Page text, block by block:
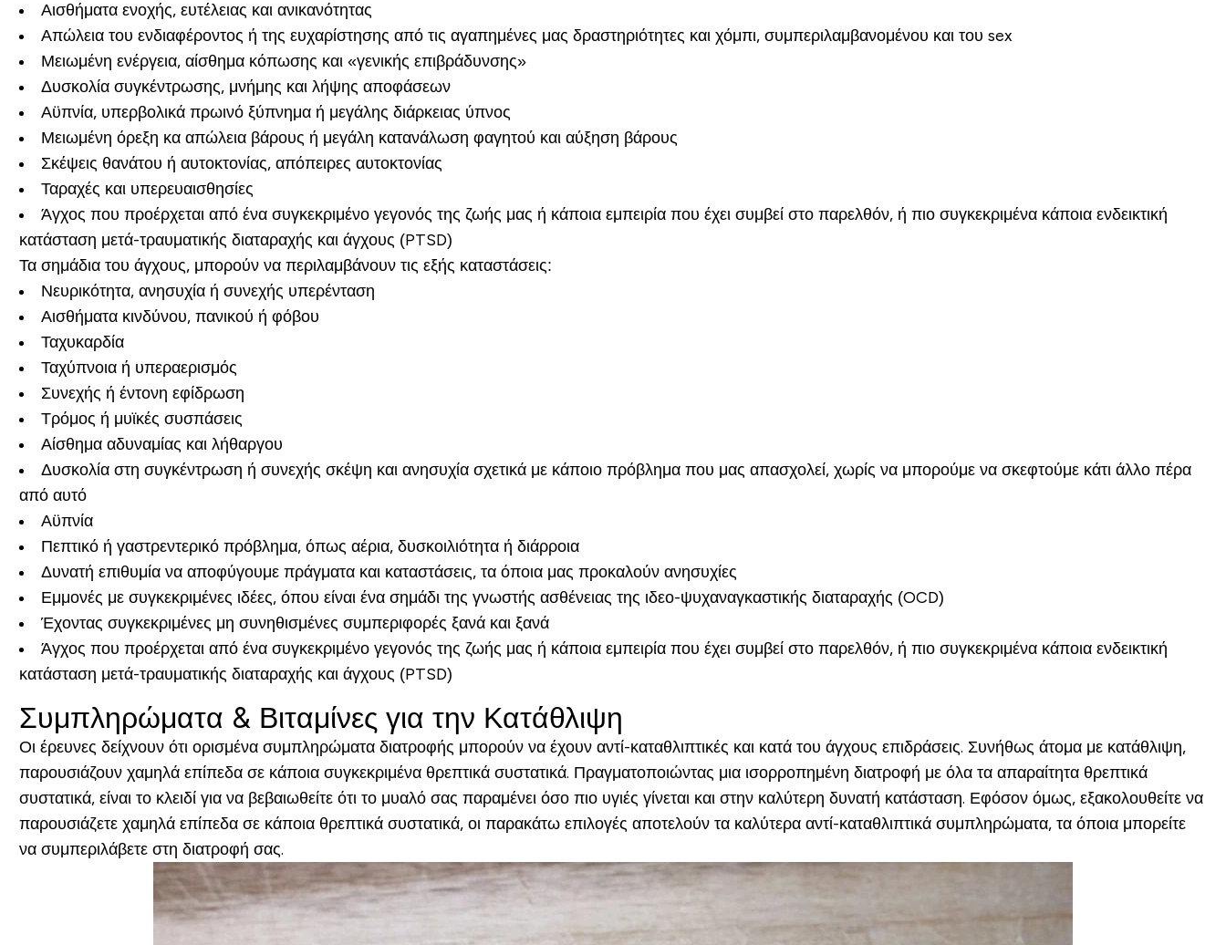
Αισθήματα ενοχής, ευτέλειας και ανικανότητας
Απώλεια του ενδιαφέροντος ή της ευχαρίστησης από τις αγαπημένες μας δραστηριότητες και χόμπι, συμπεριλαμβανομένου και του sex
Μειωμένη ενέργεια, αίσθημα κόπωσης και «γενικής επιβράδυνσης»
Δυσκολία συγκέντρωσης, μνήμης και λήψης αποφάσεων
Αϋπνία, υπερβολικά πρωινό ξύπνημα ή μεγάλης διάρκειας ύπνος
Μειωμένη όρεξη κα απώλεια βάρους ή μεγάλη κατανάλωση φαγητού και αύξηση βάρους
Σκέψεις θανάτου ή αυτοκτονίας, απόπειρες αυτοκτονίας
Ταραχές και υπερευαισθησίες
Άγχος που προέρχεται από ένα συγκεκριμένο γεγονός της ζωής μας ή κάποια εμπειρία που έχει συμβεί στο παρελθόν, ή πιο συγκεκριμένα κάποια ενδεικτική
κατάσταση μετά-τραυματικής διαταραχής και άγχους (PTSD)
Τα σημάδια του άγχους, μπορούν να περιλαμβάνουν τις εξής καταστάσεις:
Νευρικότητα, ανησυχία ή συνεχής υπερένταση
Αισθήματα κινδύνου, πανικού ή φόβου
Ταχυκαρδία
Ταχύπνοια ή υπεραερισμός
Συνεχής ή έντονη εφίδρωση
Τρόμος ή μυϊκές συσπάσεις
Αίσθημα αδυναμίας και λήθαργου
Δυσκολία στη συγκέντρωση ή συνεχής σκέψη και ανησυχία σχετικά με κάποιο πρόβλημα που μας απασχολεί, χωρίς να μπορούμε να σκεφτούμε κάτι άλλο πέρα
από αυτό
Αϋπνία
Πεπτικό ή γαστρεντερικό πρόβλημα, όπως αέρια, δυσκοιλιότητα ή διάρροια
Δυνατή επιθυμία να αποφύγουμε πράγματα και καταστάσεις, τα όποια μας προκαλούν ανησυχίες
Εμμονές με συγκεκριμένες ιδέες, όπου είναι ένα σημάδι της γνωστής ασθένειας της ιδεο-ψυχαναγκαστικής διαταραχής (OCD)
Έχοντας συγκεκριμένες μη συνηθισμένες συμπεριφορές ξανά και ξανά
Άγχος που προέρχεται από ένα συγκεκριμένο γεγονός της ζωής μας ή κάποια εμπειρία που έχει συμβεί στο παρελθόν, ή πιο συγκεκριμένα κάποια ενδεικτική
κατάσταση μετά-τραυματικής διαταραχής και άγχους (PTSD)
Συμπληρώματα & Βιταμίνες για την Κατάθλιψη
Οι έρευνες δείχνουν ότι ορισμένα συμπληρώματα διατροφής μπορούν να έχουν αντί-καταθλιπτικές και κατά του άγχους επιδράσεις. Συνήθως άτομα με κατάθλιψη,
παρουσιάζουν χαμηλά επίπεδα σε κάποια συγκεκριμένα θρεπτικά συστατικά. Πραγματοποιώντας μια ισορροπημένη διατροφή με όλα τα απαραίτητα θρεπτικά
συστατικά, είναι το κλειδί για να βεβαιωθείτε ότι το μυαλό σας παραμένει όσο πιο υγιές γίνεται και στην καλύτερη δυνατή κατάσταση. Εφόσον όμως, εξακολουθείτε να
παρουσιάζετε χαμηλά επίπεδα σε κάποια θρεπτικά συστατικά, οι παρακάτω επιλογές αποτελούν τα καλύτερα αντί-καταθλιπτικά συμπληρώματα, τα όποια μπορείτε
να συμπεριλάβετε στη διατροφή σας.